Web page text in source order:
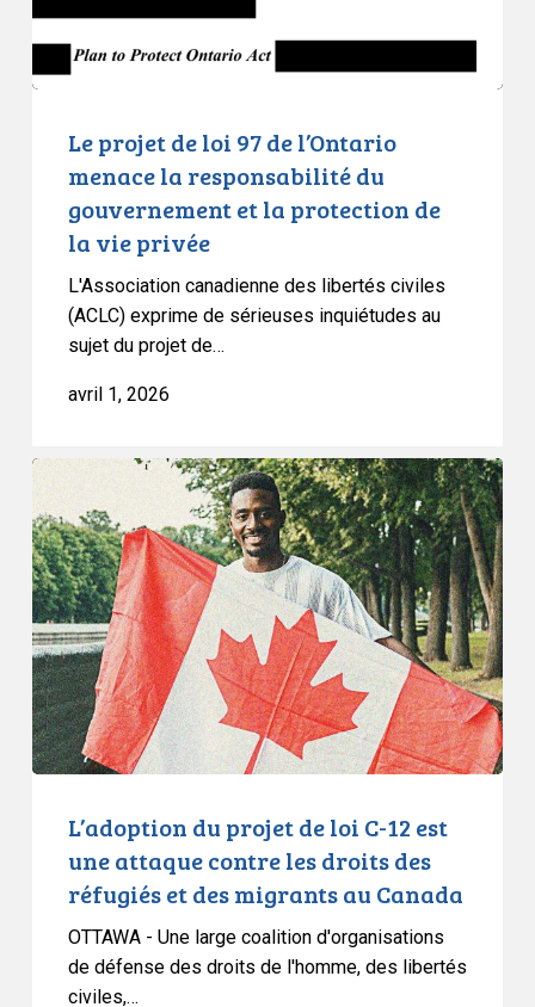
menace
responsabilité
protection
privée
Le projet de loi 97 de l’Ontario
menace la responsabilité du
gouvernement et la protection de
la vie privée
L'Association canadienne des libertés civiles
(ACLC) exprime de sérieuses inquiétudes au
sujet du projet de…
avril 1, 2026
projet
de
loi
C-
12
est
une
attaque
réfugiés
migrants
L’adoption du projet de loi C-12 est
une attaque contre les droits des
réfugiés et des migrants au Canada
OTTAWA - Une large coalition d'organisations
de défense des droits de l'homme, des libertés
civiles,…